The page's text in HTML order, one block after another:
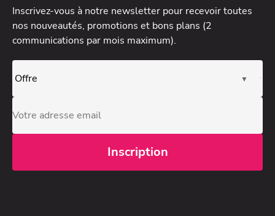
Inscrivez-vous à notre newsletter pour recevoir toutes
nos nouveautés, promotions et bons plans (2
communications par mois maximum).